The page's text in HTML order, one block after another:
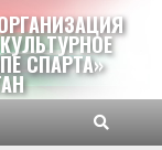
СПАРТА»